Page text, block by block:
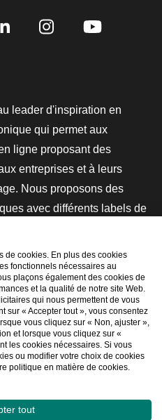
leader d'inspiration en
qui permet aux
ligne proposant des
entreprises et à leurs
Nous proposons des
avec différents labels de
de notre propre
Thuiswinkel e-Academy.
de cookies. En plus des cookies
fonctionnels nécessaires au
plaçons également des cookies de
et la qualité de notre site Web.
qui nous permettent de vous
sur « Accepter tout », vous consentez
vous cliquez sur « Non, ajuster »,
et lorsque vous cliquez sur «
les cookies nécessaires. Si vous
ou modifier votre choix de cookies
politique en matière de cookies.
tout